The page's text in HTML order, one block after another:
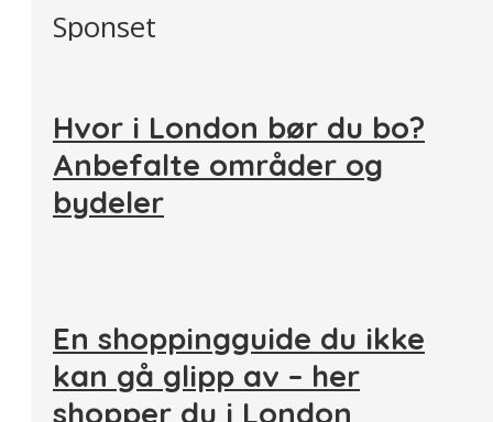
Sponset
Hvor i London bør du bo?
Anbefalte områder og
bydeler
En shoppingguide du ikke
kan gå glipp av – her
shopper du i London